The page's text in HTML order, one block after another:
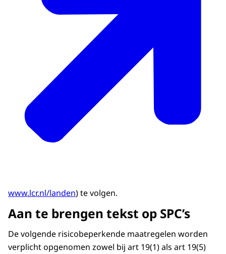
www.lcr.nl/landen) te volgen.
Aan te brengen tekst op SPC’s
De volgende risicobeperkende maatregelen worden
verplicht opgenomen zowel bij art 19(1) als art 19(5)